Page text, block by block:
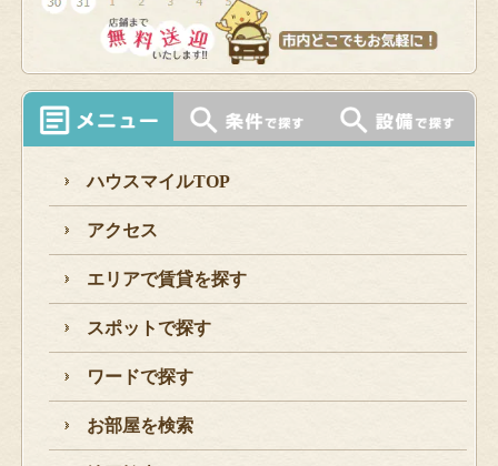
ハウスマイルTOP
アクセス
エリアで賃貸を探す
スポットで探す
ワードで探す
お部屋を検索